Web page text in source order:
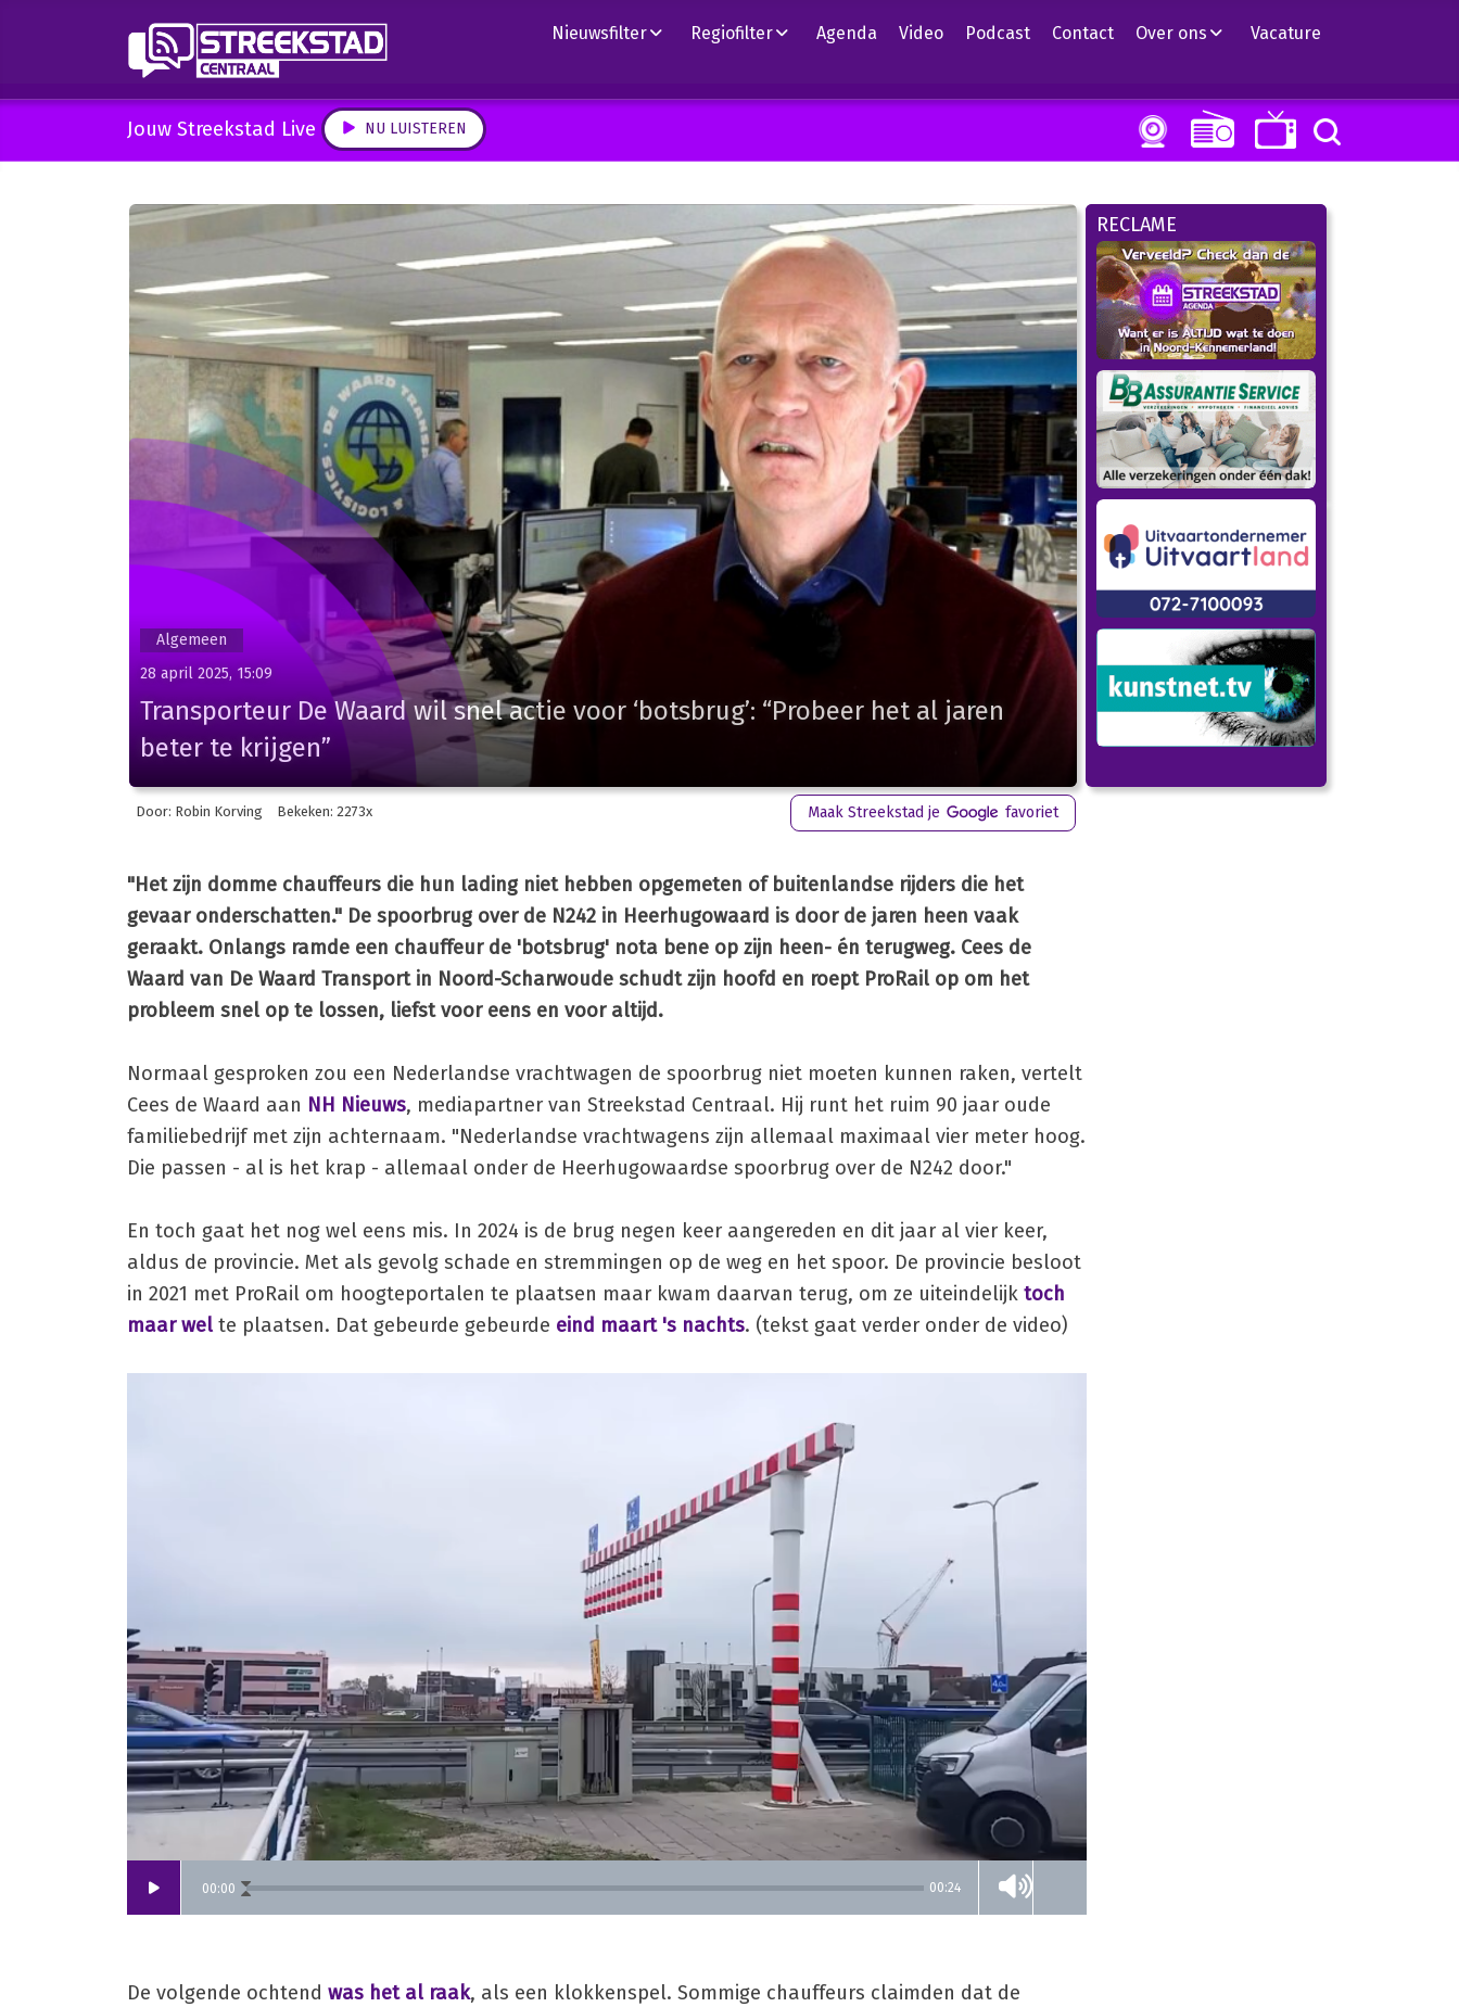
Nieuwsfilter Regiofilter Agenda Video Podcast Contact Over ons Vacature
Jouw Streekstad Live NU LUISTEREN
RECLAME
Algemeen
28 april 2025, 15:09
Transporteur De Waard wil snel actie voor ‘botsbrug’: “Probeer het al jaren
beter te krijgen”
Door: Robin Korving Bekeken: 2273x Maak Streekstad je favoriet
"Het zijn domme chauffeurs die hun lading niet hebben opgemeten of buitenlandse rijders die het
gevaar onderschatten." De spoorbrug over de N242 in Heerhugowaard is door de jaren heen vaak
geraakt. Onlangs ramde een chauffeur de 'botsbrug' nota bene op zijn heen- én terugweg. Cees de
Waard van De Waard Transport in Noord-Scharwoude schudt zijn hoofd en roept ProRail op om het
probleem snel op te lossen, liefst voor eens en voor altijd.
Normaal gesproken zou een Nederlandse vrachtwagen de spoorbrug niet moeten kunnen raken, vertelt
Cees de Waard aan NH Nieuws, mediapartner van Streekstad Centraal. Hij runt het ruim 90 jaar oude
familiebedrijf met zijn achternaam. "Nederlandse vrachtwagens zijn allemaal maximaal vier meter hoog.
Die passen - al is het krap - allemaal onder de Heerhugowaardse spoorbrug over de N242 door."
En toch gaat het nog wel eens mis. In 2024 is de brug negen keer aangereden en dit jaar al vier keer,
aldus de provincie. Met als gevolg schade en stremmingen op de weg en het spoor. De provincie besloot
in 2021 met ProRail om hoogteportalen te plaatsen maar kwam daarvan terug, om ze uiteindelijk toch
maar welte plaatsen. Dat gebeurde gebeurde eind maart 's nachts. (tekst gaat verder onder de video)
00:00 00:24
De volgende ochtend was het al raak, als een klokkenspel. Sommige chauffeurs claimden dat de